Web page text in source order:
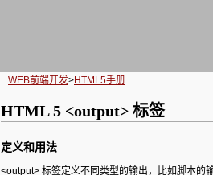
WEB前端开发>HTML5手册
HTML 5 <output> 标签
定义和用法
<output> 标签定义不同类型的输出，比如脚本的